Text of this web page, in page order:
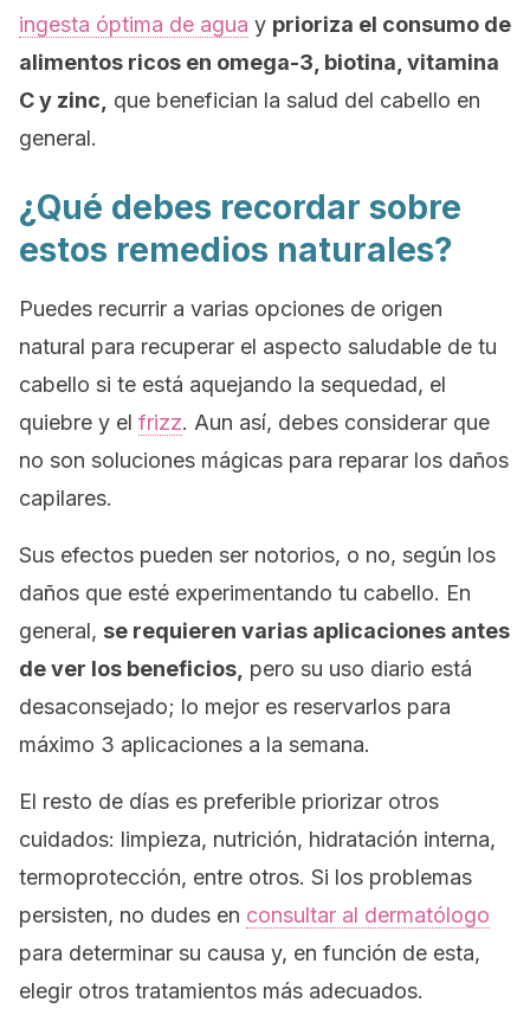
ingesta óptima de agua y prioriza el consumo de
alimentos ricos en omega-3, biotina, vitamina
C y zinc,
que benefician la salud del cabello en
general.
¿Qué debes recordar sobre
estos remedios naturales?
Puedes recurrir a varias opciones de origen
natural para recuperar el aspecto saludable de tu
cabello si te está aquejando la sequedad, el
quiebre y el frizz. Aun así, debes considerar que
no son soluciones mágicas para reparar los daños
capilares.
Sus efectos pueden ser notorios, o no, según los
daños que esté experimentando tu cabello. En
general, se requieren varias aplicaciones antes
de ver los beneficios, pero su uso diario está
desaconsejado; lo mejor es reservarlos para
máximo 3 aplicaciones a la semana.
El resto de días es preferible priorizar otros
cuidados: limpieza, nutrición, hidratación interna,
termoprotección, entre otros. Si los problemas
persisten, no dudes en consultar al dermatólogo
para determinar su causa y, en función de esta,
elegir otros tratamientos más adecuados.